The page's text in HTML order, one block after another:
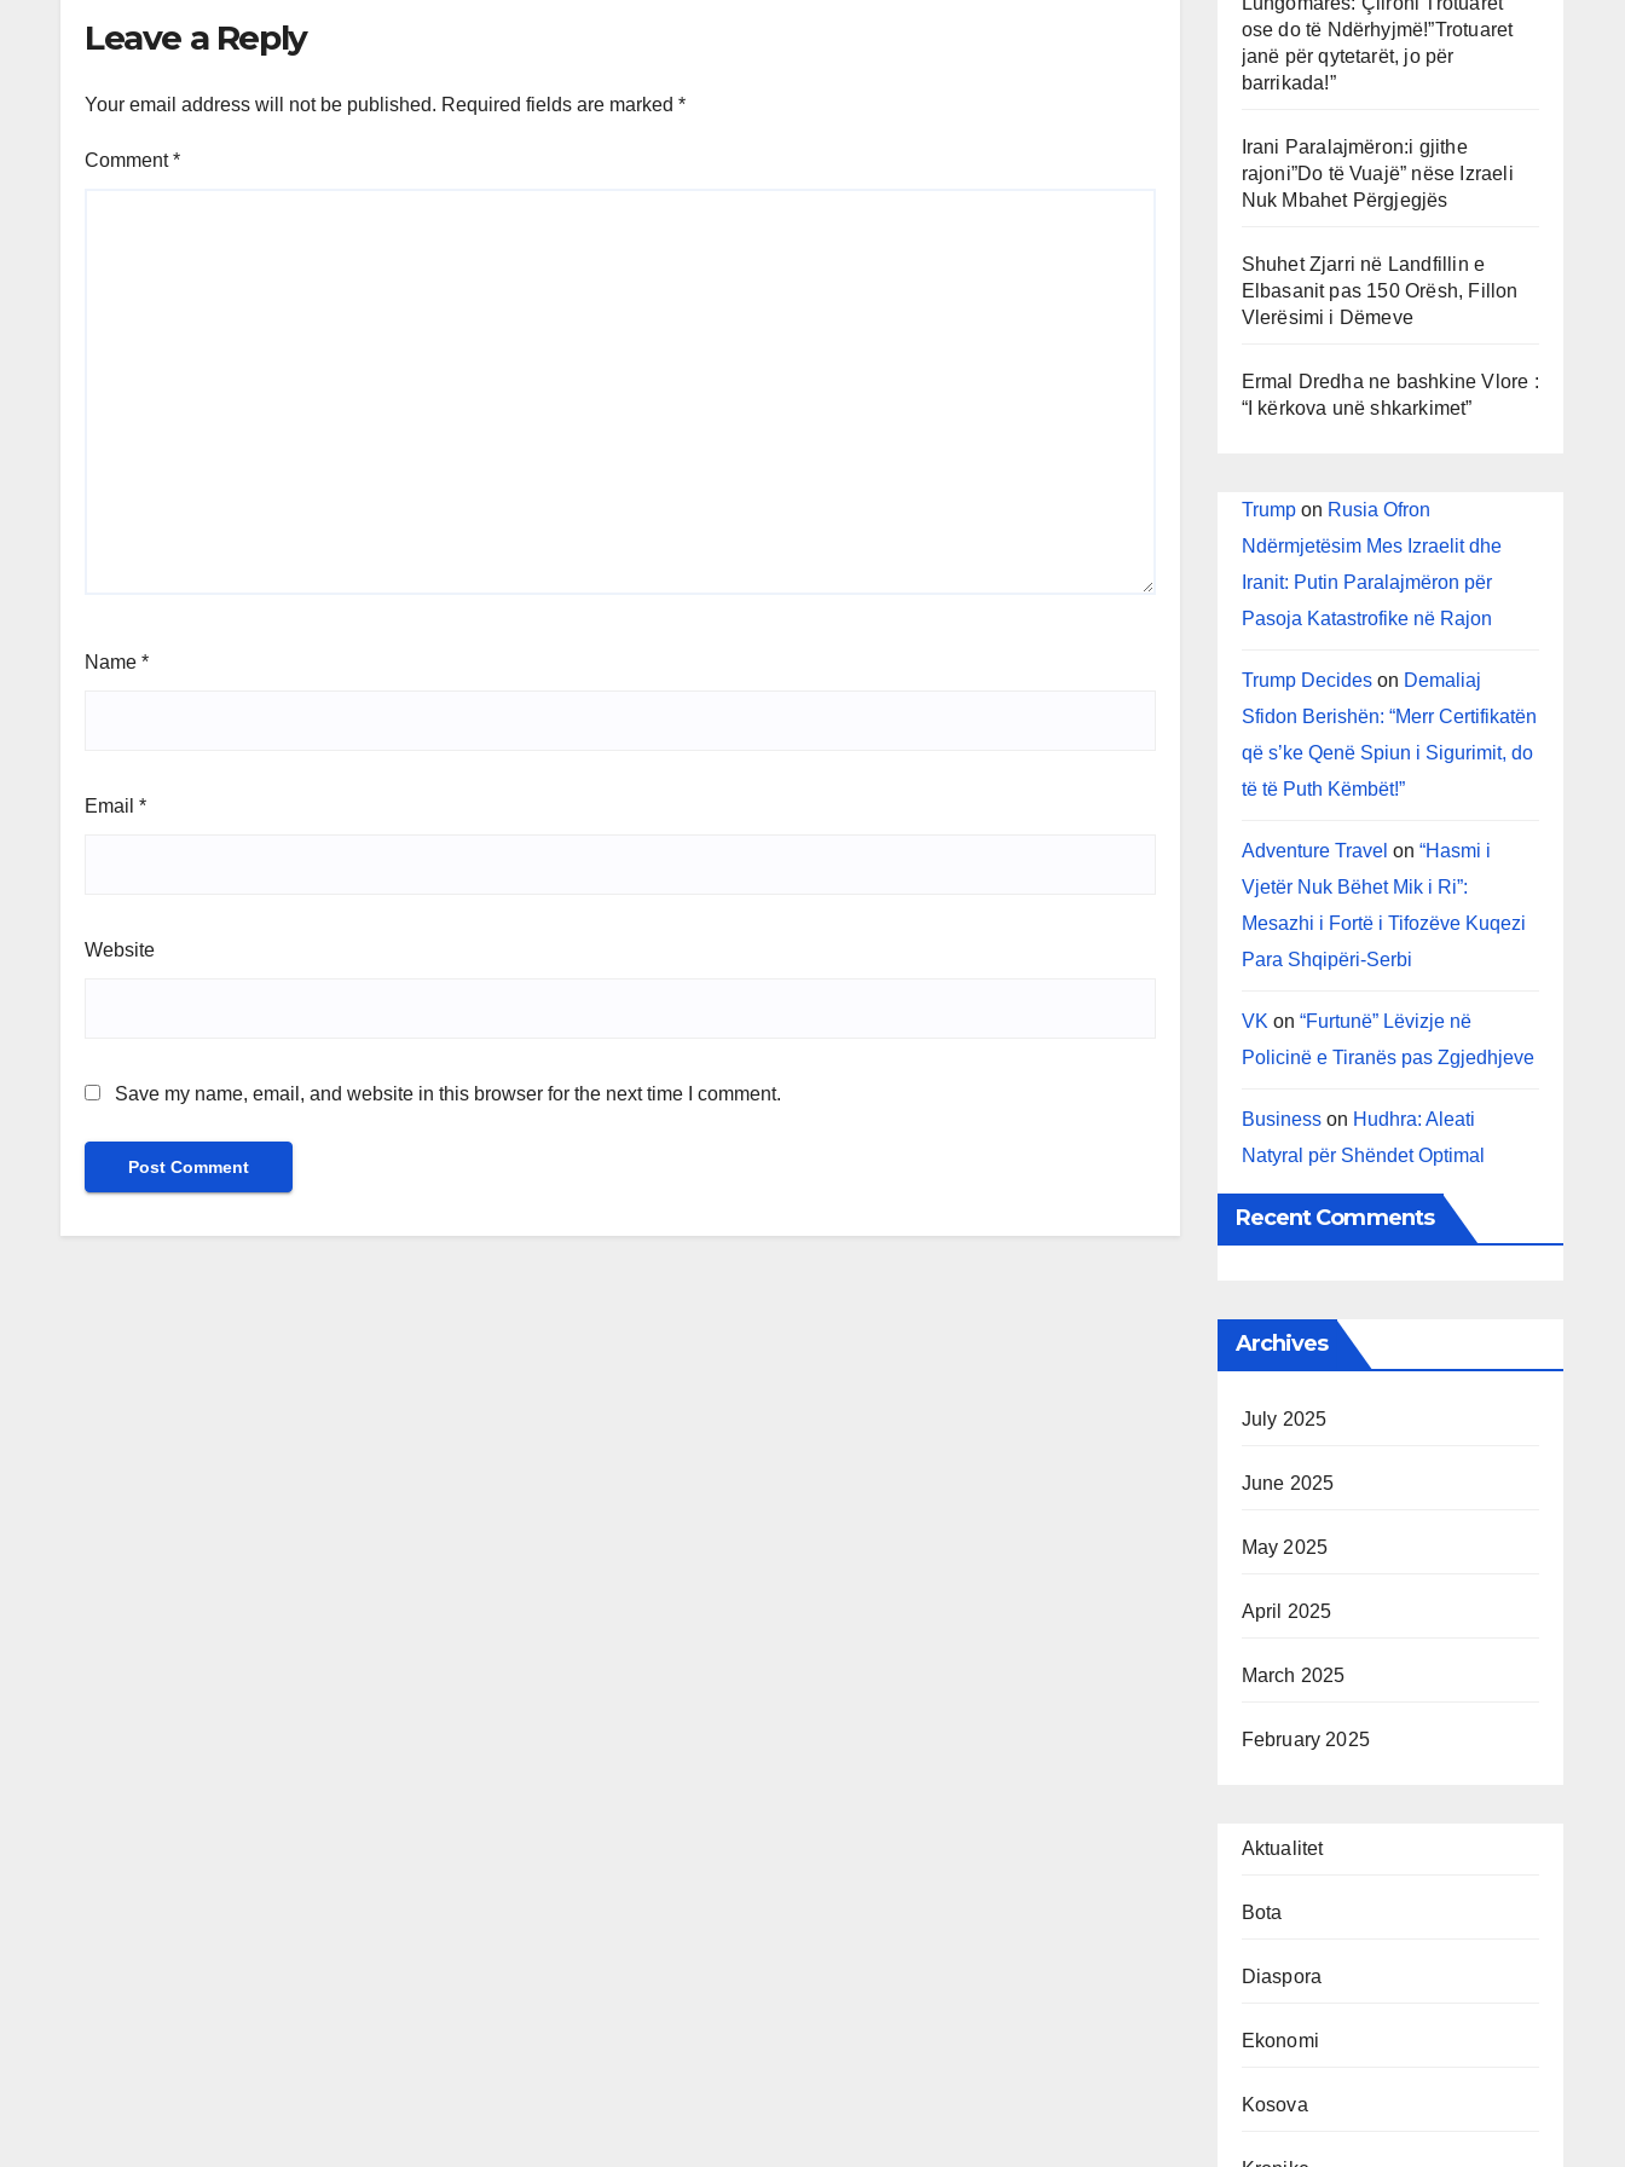
barrikada!”
Leave a Reply
Your email address will not be published. Required fields are marked *
Comment*
Name *
Email *
Website
Save my name, email, and website in this browser for the next time I comment.
ose do të Ndërhyjmë!”Trotuaret
janë për qytetarët, jo për
barrikada!”
Irani Paralajmëron:i gjithe
rajoni”Do të Vuajë” nëse Izraeli
Nuk Mbahet Përgjegjës
Shuhet Zjarri në Landfillin e
Elbasanit pas 150 Orësh, Fillon
Vlerësimi i Dëmeve
Ermal Dredha ne bashkine Vlore :
“I kërkova unë shkarkimet”
Trumpon Rusia Ofron
Ndërmjetësim Mes Izraelit dhe
Iranit: Putin Paralajmëron për
Pasoja Katastrofike në Rajon
Trump Decideson Demaliaj
Sfidon Berishën: “Merr Certifikatën
që s’ke Qenë Spiun i Sigurimit, do
të të Puth Këmbët!”
Adventure Travel on “Hasmi i
Vjetër Nuk Bëhet Mik i Ri”:
Mesazhi i Fortë i Tifozëve Kuqezi
Para Shqipëri-Serbi
VK on “Furtunë” Lëvizje në
Policinë e Tiranës pas Zgjedhjeve
Businesson Hudhra: Aleati
Natyral për Shëndet Optimal
Recent Comments
Archives
July 2025
June 2025
May 2025
April 2025
March 2025
February 2025
Aktualitet
Bota
Diaspora
Ekonomi
Kosova